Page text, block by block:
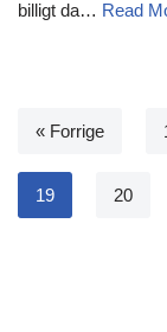
billigt da… Read
« Forrige
19 20